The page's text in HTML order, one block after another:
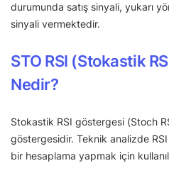
durumunda satış sinyali, yukarı
sinyali vermektedir.
STO RSI (Stokastik
Nedir?
Stokastik RSI göstergesi (Stoch
göstergesidir. Teknik analizde
bir hesaplama yapmak için